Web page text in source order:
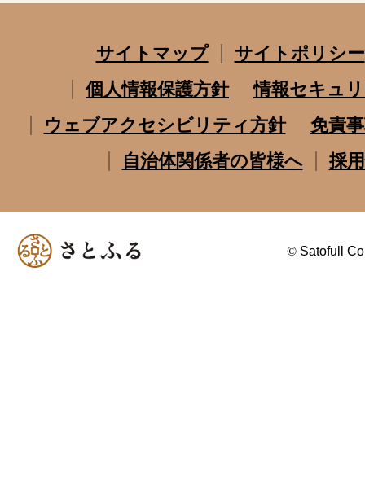
サイトマップ
サイトポリシー
個人情報保護方針
情報セキュ
ウェブアクセシビリティ方針
免責
自治体関係者の皆様へ
採
© Satofull